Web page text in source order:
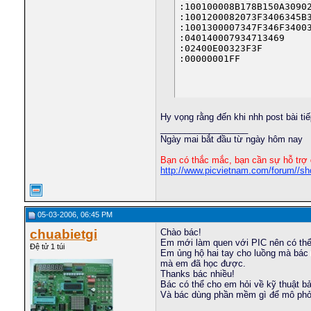
	BTFSS	PORTB,5
	GOTO	DIS_6
	MOVLW	d'5'	;5
	CALL	TABLE
	MOVWF	PORTC
	retfie
	CALL	TABLE
	retfie
	BTFSS	PORTB,7
	GOTO	DIS_8
	MOVWF	PORTC
DIS_8
	MOVLW	b'00000100'
	MOVWF	PORTB
	BTFSS	PORTB,4
	GOTO	DIS_9
	MOVLW	d'8'	;8
	CALL	TABLE
	MOVWF	PORTC
:040140007934713469
:02400E00323F3F
:00000001FF
Hy vọng rằng đến khi nhh post bài
Ngày mai bắt đầu từ ngày hôm nay
Bạn có thắc mắc, bạn cần sự hỗ
http://www.picvietnam.com/forum//
05-03-2006, 06:45 PM
chuabietgi
Đệ tử 1 túi
Chào bác!
Em mới làm quen với PIC nên có
Em ủng hộ hai tay cho luồng mà
mà em đã học được.
Thanks bác nhiều!
Bác có thể cho em hỏi về kỹ thuật
Và bác dùng phần mềm gì để mô